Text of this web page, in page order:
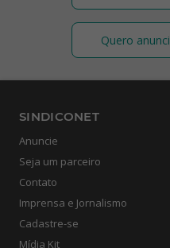
Quero
SINDICONET
Anuncie
Seja um parceiro
Contato
Imprensa e Jornalismo
Cadastre-se
Mídia Kit